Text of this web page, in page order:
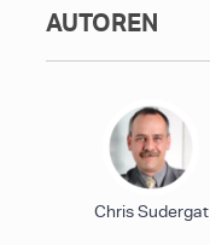
AUTOREN
Chris Sudergat